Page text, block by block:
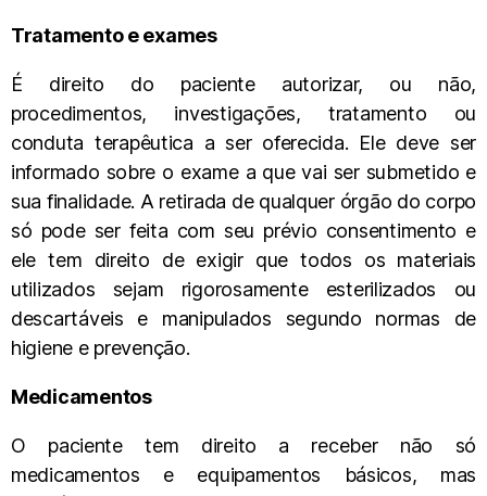
Tratamento e exames
É direito do paciente autorizar, ou não,
procedimentos, investigações, tratamento ou
conduta terapêutica a ser oferecida. Ele deve ser
informado sobre o exame a que vai ser submetido e
sua finalidade. A retirada de qualquer órgão do corpo
só pode ser feita com seu prévio consentimento e
ele tem direito de exigir que todos os materiais
utilizados sejam rigorosamente esterilizados ou
descartáveis e manipulados segundo normas de
higiene e prevenção.
Medicamentos
O paciente tem direito a receber não só
medicamentos e equipamentos básicos, mas